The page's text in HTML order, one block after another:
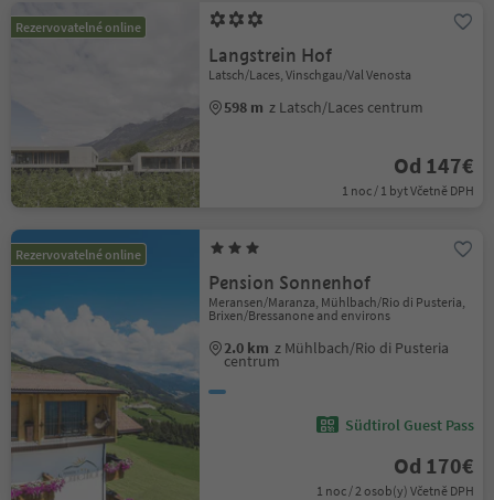
Rezervovatelné online
Langstrein Hof
Latsch/Laces, Vinschgau/Val Venosta
598 m z Latsch/Laces centrum
Od 147€
1 noc / 1 byt Včetně DPH
Rezervovatelné online
Pension Sonnenhof
Meransen/Maranza, Mühlbach/Rio di Pusteria,
Brixen/Bressanone and environs
2.0 km z Mühlbach/Rio di Pusteria
centrum
Südtirol Guest Pass
Od 170€
1 noc / 2 osob(y) Včetně DPH